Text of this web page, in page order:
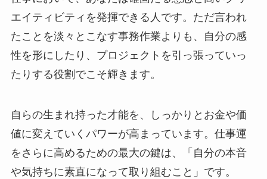
エイティビティを発揮できる人です。ただ言われ
たことを淡々とこなす事務作業よりも、自分の感
性を形にしたり、プロジェクトを引っ張っていっ
たりする役割でこそ輝きます。
自らの生まれ持った才能を、しっかりとお金や価
値に変えていくパワーが高まっています。仕事運
をさらに高めるための最大の鍵は、「自分の本音
や気持ちに素直になって取り組むこと」です。